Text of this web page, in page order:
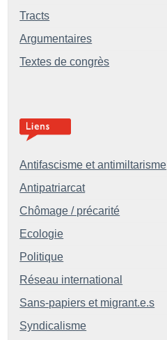
Tracts
Argumentaires
Textes de congrès
Antifascisme et antimiltarisme
Antipatriarcat
Chômage / précarité
Ecologie
Politique
Réseau international
Sans-papiers et migrant.e.s
Syndicalisme